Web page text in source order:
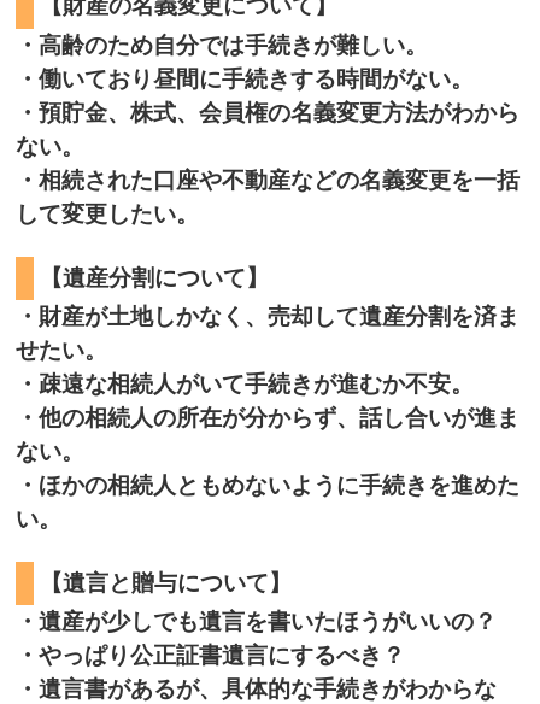
【財産の名義変更について】
・高齢のため自分では手続きが難しい。
・働いており昼間に手続きする時間がない。
・預貯金、株式、会員権の名義変更方法がわから
ない。
・相続された口座や不動産などの名義変更を一括
して変更したい。
【遺産分割について】
・財産が土地しかなく、売却して遺産分割を済ま
せたい。
・疎遠な相続人がいて手続きが進むか不安。
・他の相続人の所在が分からず、話し合いが進ま
ない。
・ほかの相続人ともめないように手続きを進めた
い。
【遺言と贈与について】
・遺産が少しでも遺言を書いたほうがいいの？
・やっぱり公正証書遺言にするべき？
・遺言書があるが、具体的な手続きがわからな